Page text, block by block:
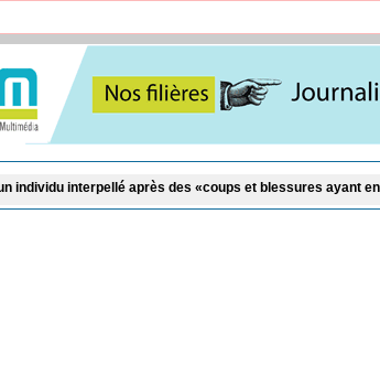
après des «coups et blessures ayant entrainé la mort»